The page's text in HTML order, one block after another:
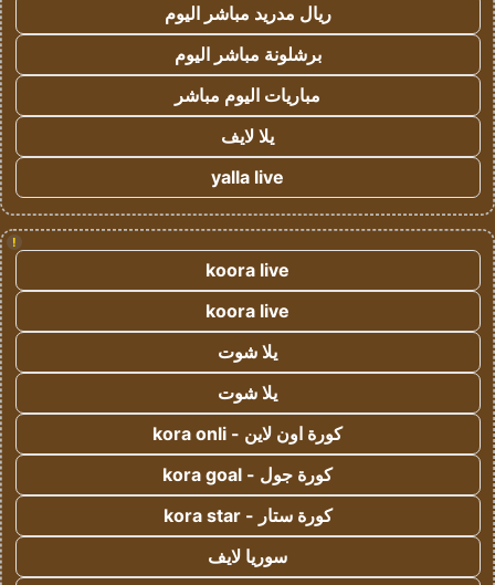
ريال مدريد مباشر اليوم
برشلونة مباشر اليوم
مباريات اليوم مباشر
يلا لايف
yalla live
!
koora live
koora live
يلا شوت
يلا شوت
كورة اون لاين - kora onli
كورة جول - kora goal
كورة ستار - kora star
سوريا لايف